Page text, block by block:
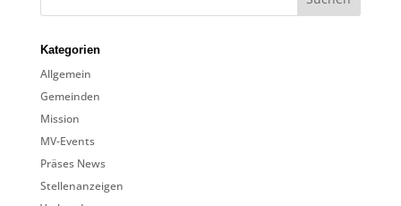
Kategorien
Allgemein
Gemeinden
Mission
MV-Events
Präses News
Stellenanzeigen